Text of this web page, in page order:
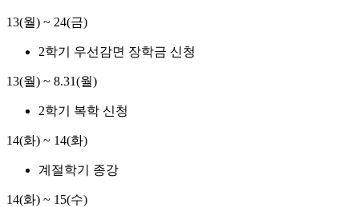
13(월) ~ 24(금)
2학기 우선감면 장학금 신청
13(월) ~ 8.31(월)
2학기 복학 신청
14(화) ~ 14(화)
계절학기 종강
14(화) ~ 15(수)